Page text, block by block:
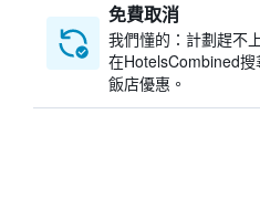
免費取消
我們懂的：計劃趕不
在HotelsCombined
飯店優惠。